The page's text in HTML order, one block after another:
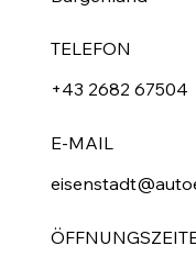
TELEFON
+43 2682 67504
E-MAIL